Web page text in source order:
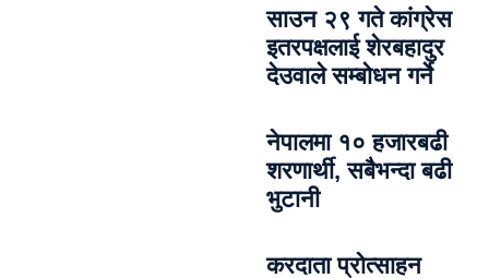
साउन २९ गते कांग्रेस
इतरपक्षलाई शेरबहादुर
देउवाले सम्बोधन गर्ने
नेपालमा १० हजारबढी
शरणार्थी, सबैभन्दा बढी
भुटानी
करदाता प्रोत्साहन